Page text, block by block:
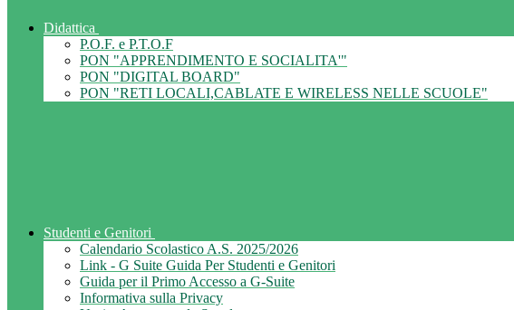
Didattica
P.O.F. e P.T.O.F
PON "APPRENDIMENTO E SOCIALITA'"
PON "DIGITAL BOARD"
PON "RETI LOCALI,CABLATE E WIRELESS NELLE SCUOLE"
Studenti e Genitori
Calendario Scolastico A.S. 2025/2026
Link - G Suite Guida Per Studenti e Genitori
Guida per il Primo Accesso a G-Suite
Informativa sulla Privacy